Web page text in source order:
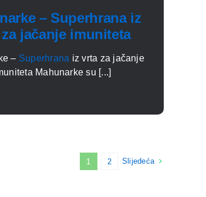
– Superhrana iz
jačanje imuniteta
– Superhrana iz vrta za jačanje
Mahunarke su [...]
1 2 Slijedeća